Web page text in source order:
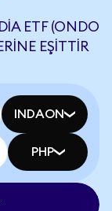
ETF (ONDO
EŞITTIR
INDAON
PHP